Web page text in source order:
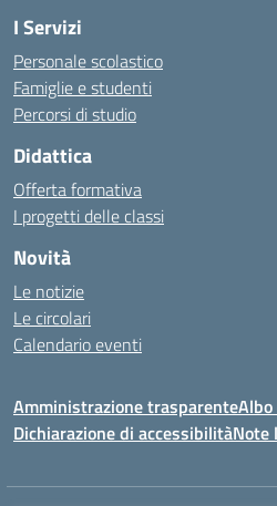
I Servizi
Personale scolastico
Famiglie e studenti
Percorsi di studio
Didattica
Offerta formativa
I progetti delle classi
Novità
Le notizie
Le circolari
Calendario eventi
Amministrazione trasparente
Dichiarazione di accessibilitàNote